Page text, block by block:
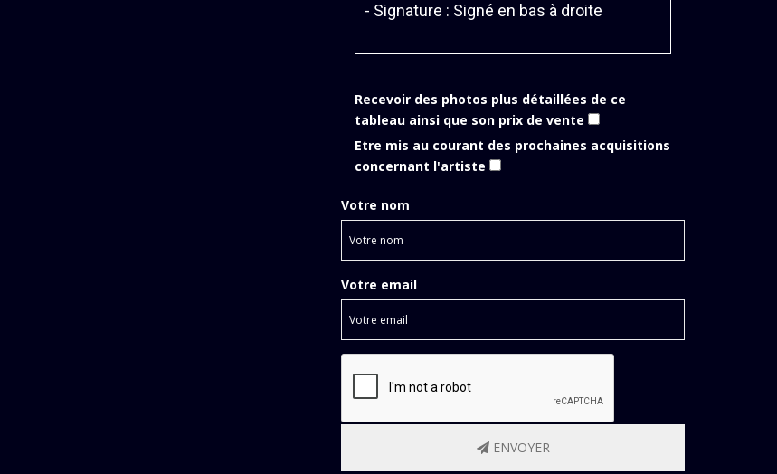
- Signature : Signé en bas à droite
Recevoir des photos plus détaillées de ce
tableau ainsi que son prix de vente
Etre mis au courant des prochaines acquisitions
concernant l'artiste
Votre nom
Votre email
ENVOYER